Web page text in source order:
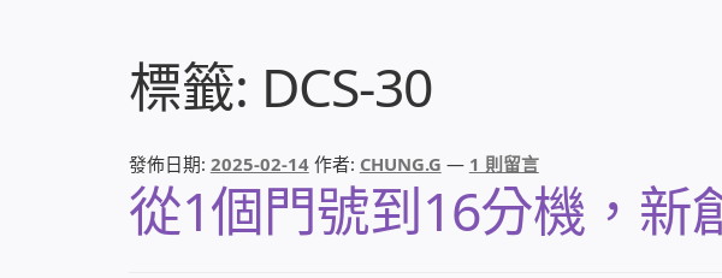
標籤: DCS-30
發佈日期: 2025-02-14 作者: CHUNG.G — 1 則留言
從1個門號到16分機，新